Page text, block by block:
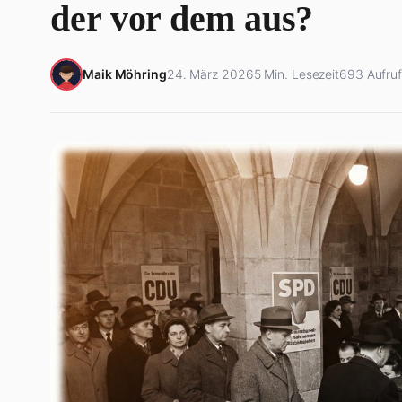
der vor dem aus?
Maik Möhring24. März 20265 Min. Lesezeit693